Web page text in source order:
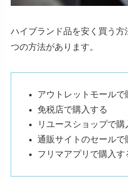
ハイブランド品を安く買う方
つの方法があります。
アウトレットモールで
免税店で購入する
リユースショップで購
通販サイトのセールで
フリマアプリで購入す